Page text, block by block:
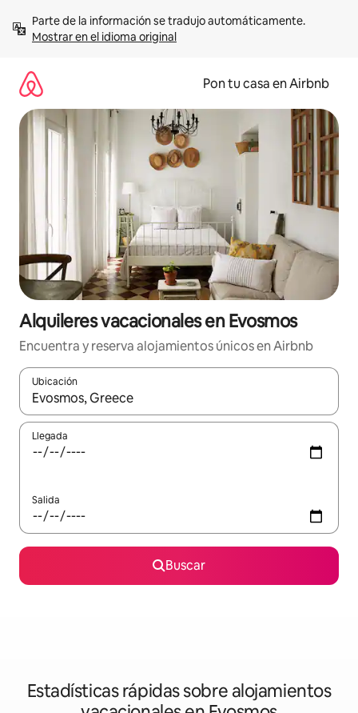
contenidoMostrar en el idioma original
Pon tu casa en Airbnb
Alquileres vacacionales en Evosmos
Encuentra y reserva alojamientos únicos en Airbnb
Ubicación
Cuando los resultados estén disponibles, navega con las
Llegada
Salida
Buscar
Estadísticas rápidas sobre alojamientos